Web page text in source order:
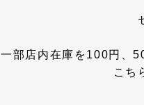
一部店内在庫を100円、
こち